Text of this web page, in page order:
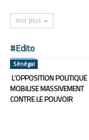
Voir plus
#Edito
Sénégal
L’OPPOSITION POLITIQUE
MOBILISE MASSIVEMENT
CONTRE LE POUVOIR